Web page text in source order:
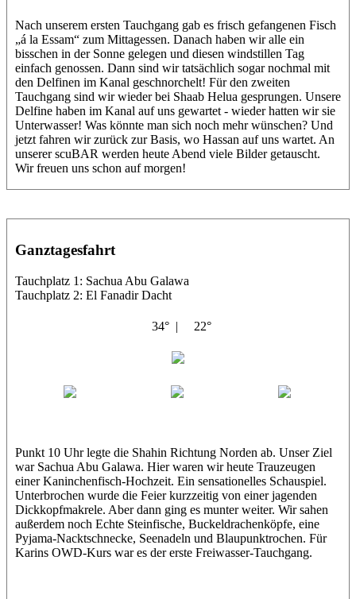
Nach unserem ersten Tauchgang gab es frisch gefangenen Fisch
„á la Essam“ zum Mittagessen. Danach haben wir alle ein
bisschen in der Sonne gelegen und diesen windstillen Tag
einfach genossen. Dann sind wir tatsächlich sogar nochmal mit
den Delfinen im Kanal geschnorchelt! Für den zweiten
Tauchgang sind wir wieder bei Shaab Helua gesprungen. Unsere
Delfine haben im Kanal auf uns gewartet - wieder hatten wir sie
Unterwasser! Was könnte man sich noch mehr wünschen? Und
jetzt fahren wir zurück zur Basis, wo Hassan auf uns wartet. An
unserer scuBAR werden heute Abend viele Bilder getauscht.
Wir freuen uns schon auf morgen!
Ganztagesfahrt
Tauchplatz 1: Sachua Abu Galawa
Tauchplatz 2: El Fanadir Dacht
34° | 22°
Punkt 10 Uhr legte die Shahin Richtung Norden ab. Unser Ziel
war Sachua Abu Galawa. Hier waren wir heute Trauzeugen
einer Kaninchenfisch-Hochzeit. Ein sensationelles Schauspiel.
Unterbrochen wurde die Feier kurzzeitig von einer jagenden
Dickkopfmakrele. Aber dann ging es munter weiter. Wir sahen
außerdem noch Echte Steinfische, Buckeldrachenköpfe, eine
Pyjama-Nacktschnecke, Seenadeln und Blaupunktrochen. Für
Karins OWD-Kurs war es der erste Freiwasser-Tauchgang.